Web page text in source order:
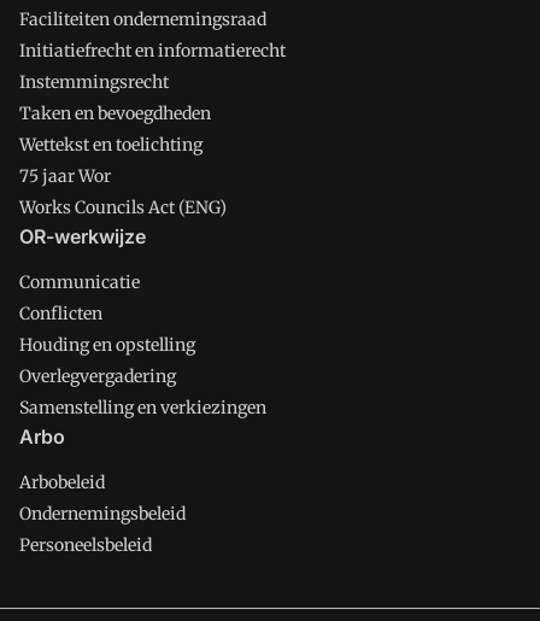
Faciliteiten ondernemingsraad
Initiatiefrecht en informatierecht
Instemmingsrecht
Taken en bevoegdheden
Wettekst en toelichting
75 jaar Wor
Works Councils Act (ENG)
OR-werkwijze
Communicatie
Conflicten
Houding en opstelling
Overlegvergadering
Samenstelling en verkiezingen
Arbo
Arbobeleid
Ondernemingsbeleid
Personeelsbeleid